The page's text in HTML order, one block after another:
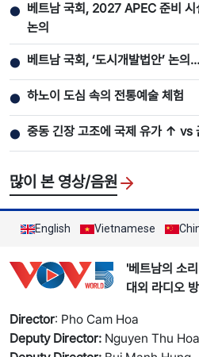
● 베트남 국회, 2027 APEC 준비
논의
● 베트남 국회, ‘도시개발법안’ 논
● 하노이 도심 속의 전통예술 체험
● 중동 긴장 고조에 국제 유가 ↑ vs
많이 본 영상/음원
English Vietnamese
'베트남의 소
대외 라디오
Director: Pho Cam Hoa
Deputy Director: Nguyen Thu Hoa